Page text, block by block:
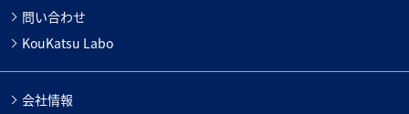
問い合わせ
KouKatsu Labo
会社情報